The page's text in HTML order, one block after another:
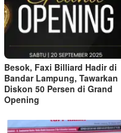
Besok, Faxi Billiard Hadir di
Bandar Lampung, Tawarkan
Diskon 50 Persen di Grand
Opening